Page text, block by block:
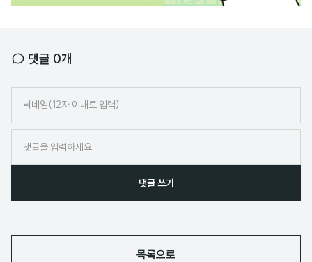
댓글 0개
임
댓글 쓰기
목록으로